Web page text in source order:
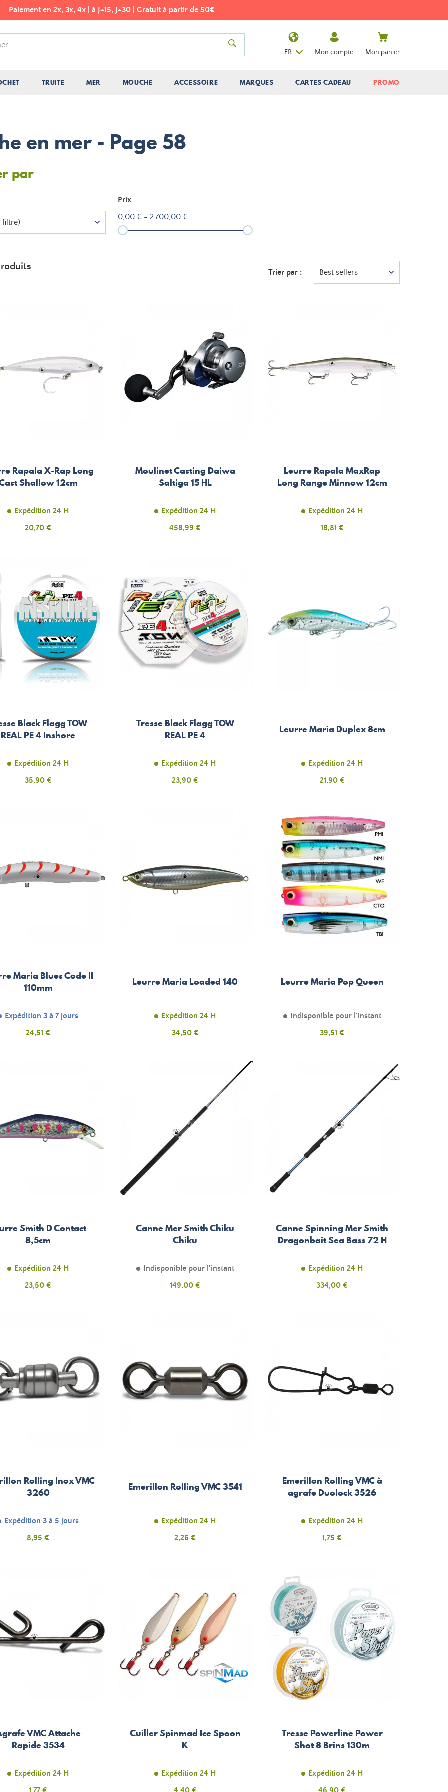
Paiement en 2x, 3x, 4x | à J+15, J+30 | Gratuit à partir de 50€
TRUITE MER MOUCHE ACCESSOIRE MARQUES CARTES CADEAU PROMO
FR Mon compte Mon panier
en mer - Page 58
par
filtre)
Prix
0,00 € - 2 700,00 €
Trier par : Best sellers
Rapala X-Rap Long
Shallow 12cm
Expédition 24 H
Prix
20,70 €
Moulinet Casting Daiwa
Saltiga 15 HL
Expédition 24 H
Prix
458,99 €
Leurre Rapala MaxRap
Long Range Minnow 12cm
Expédition 24 H
Prix
18,81 €
Black Flagg TOW
REAL PE 4 Inshore
Expédition 24 H
Prix
35,90 €
Tresse Black Flagg TOW
REAL PE 4
Expédition 24 H
Prix
23,90 €
Leurre Maria Duplex 8cm
Expédition 24 H
Prix
21,90 €
Maria Blues Code II
110mm
Expédition 3 à 7 jours
Prix
24,51 €
Leurre Maria Loaded 140
Expédition 24 H
Prix
34,50 €
Leurre Maria Pop Queen
Indisponible pour l'instant
Prix
39,51 €
Smith D Contact
8,5cm
Expédition 24 H
Prix
23,50 €
Canne Mer Smith Chiku
Chiku
Indisponible pour l'instant
Prix
149,00 €
Canne Spinning Mer Smith
Dragonbait Sea Bass 72 H
Expédition 24 H
Prix
334,00 €
Rolling Inox VMC
3260
Expédition 3 à 5 jours
Prix
8,95 €
Emerillon Rolling VMC 3541
Expédition 24 H
Prix
2,26 €
Emerillon Rolling VMC à
agrafe Duolock 3526
Expédition 24 H
Prix
1,75 €
VMC Attache
Rapide 3534
Expédition 24 H
Prix
Cuiller Spinmad Ice Spoon
K
Expédition 24 H
Prix
Tresse Powerline Power
Shot 8 Brins 130m
Expédition 24 H
Prix